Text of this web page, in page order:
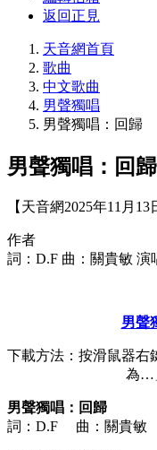
返回正見
天音網首頁
歌曲
中文歌曲
男聲獨唱
男聲獨唱：回歸
男聲獨唱：回歸
【天音網2025年11月13
作者
詞：D.F 曲：關貴敏 演
男聲
下載方法：按滑鼠器右
為…
男聲獨唱：回歸
詞：D.F 曲：關貴敏